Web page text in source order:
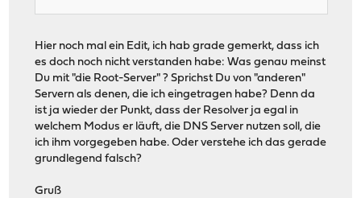
Hier noch mal ein Edit, ich hab grade gemerkt, dass ich
es doch noch nicht verstanden habe: Was genau meinst
Du mit "die Root-Server" ? Sprichst Du von "anderen"
Servern als denen, die ich eingetragen habe? Denn da
ist ja wieder der Punkt, dass der Resolver ja egal in
welchem Modus er läuft, die DNS Server nutzen soll, die
ich ihm vorgegeben habe. Oder verstehe ich das gerade
grundlegend falsch?
Gruß